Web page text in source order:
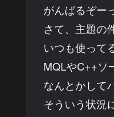
がんばるぞー
さて、主題の
いつも使って
MQLやC++ソ
なんとかして
そういう状況